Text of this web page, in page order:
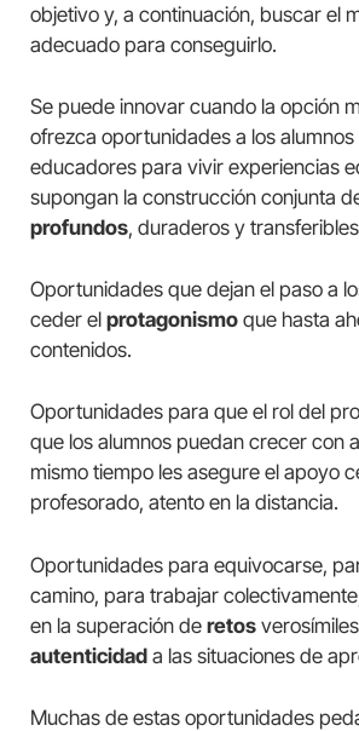
objetivo y, a continuación, buscar el
adecuado para conseguirlo.
Se puede innovar cuando la opción
ofrezca oportunidades a los alumnos
educadores para vivir experiencias
supongan la construcción conjunta
profundos, duraderos y transferibles
Oportunidades que dejan el paso a
ceder el protagonismo que hasta
contenidos.
Oportunidades para que el rol del
que los alumnos puedan crecer con
mismo tiempo les asegure el apoyo
profesorado, atento en la distancia.
Oportunidades para equivocarse,
camino, para trabajar
en la superación de retos
autenticidad a las situaciones de
Muchas de estas oportunidades